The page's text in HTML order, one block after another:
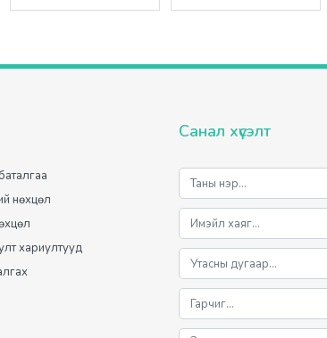
нөхцөл
хариултууд
Санал хүсэлт